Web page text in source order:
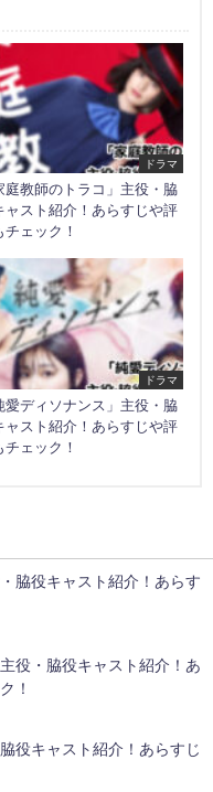
ドラマ
庭教師のトラコ」主役・脇
ャスト紹介！あらすじや評
チェック！
ドラマ
愛ディソナンス」主役・脇
ャスト紹介！あらすじや評
チェック！
脇役キャスト紹介！あらす
役・脇役キャスト紹介！あ
！
役キャスト紹介！あらすじ